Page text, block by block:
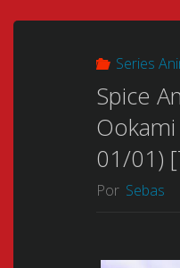
Series
Spice
01/01)
Por Sebas